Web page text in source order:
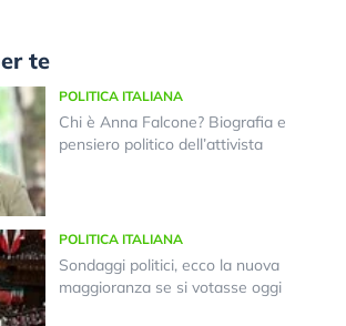
te
POLITICA ITALIANA
Chi è Anna Falcone? Biografia e
pensiero politico dell’attivista
POLITICA ITALIANA
Sondaggi politici, ecco la nuova
maggioranza se si votasse oggi